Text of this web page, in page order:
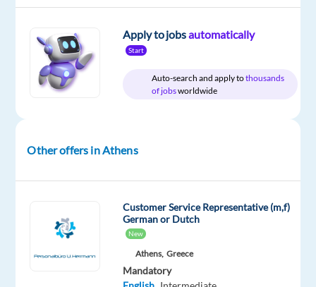
Included
Europe
Full
level
DESCRIPTION
kans
Apply to jobsautomatically
Start
Auto-search and apply tothousands
of jobsworldwide
Other offers in Athens
Customer Service Representative (m,f)
German or Dutch
New
Athens, Greece
Mandatory